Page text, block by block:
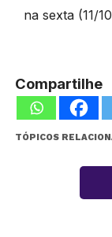
na sexta (11/
Compartilhe
TÓPICOS